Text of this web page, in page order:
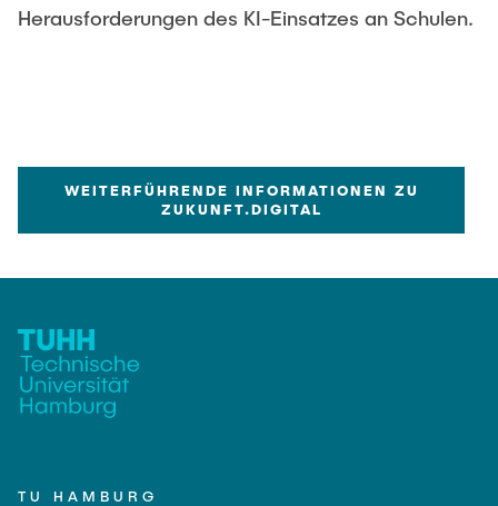
Herausforderungen des KI-Einsatzes an Schulen.
WEITERFÜHRENDE INFORMATIONEN ZU
ZUKUNFT.DIGITAL
TU HAMBURG